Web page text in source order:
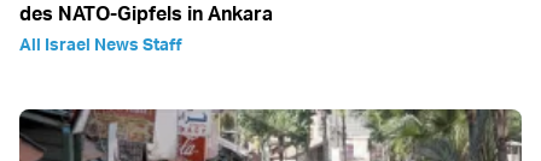
des NATO-Gipfels in Ankara
All Israel News Staff